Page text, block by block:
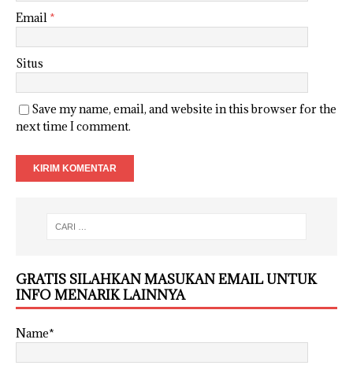
Email *
Situs
Save my name, email, and website in this browser for the
next time I comment.
GRATIS SILAHKAN MASUKAN EMAIL UNTUK
INFO MENARIK LAINNYA
Name*